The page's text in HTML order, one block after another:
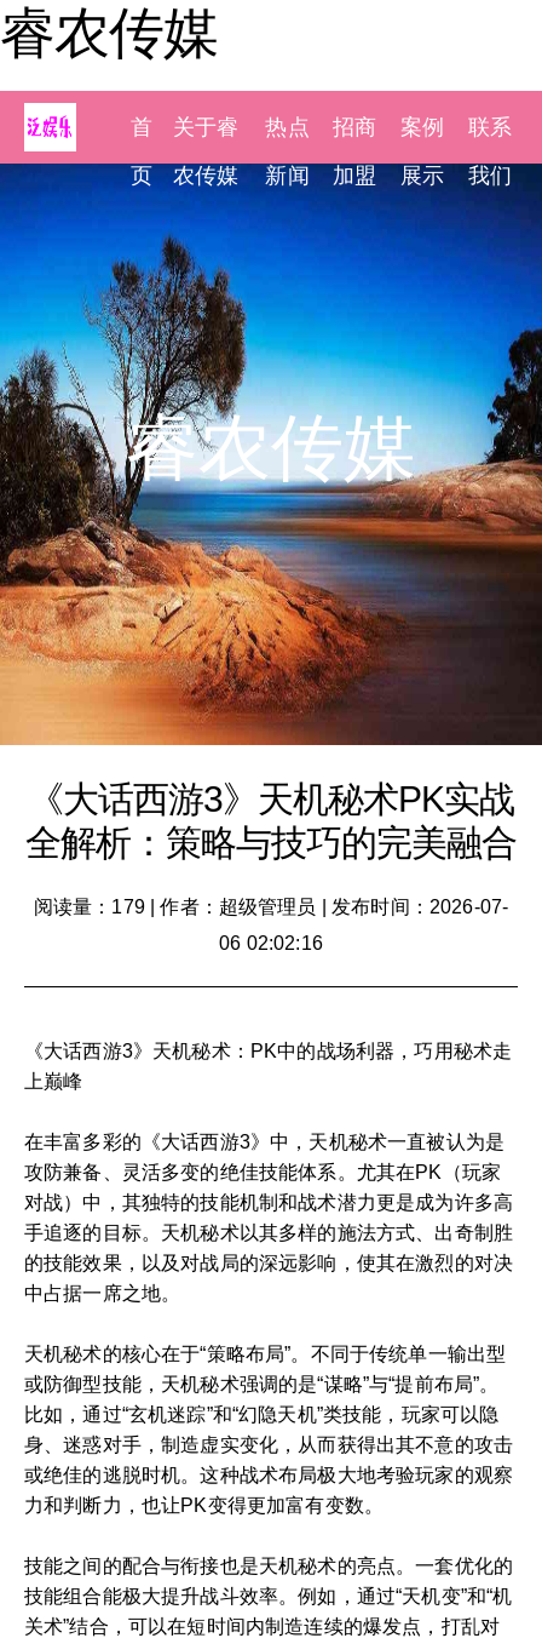
睿农传媒
首
页
关于睿
农传媒
热点
新闻
招商
加盟
案例
展示
联系
我们
睿农传媒
《大话西游3》天机秘术PK实战
全解析：策略与技巧的完美融合
阅读量：179|作者：超级管理员
发布时间：2026-07-
06 02:02:16
《大话西游3》天机秘术：PK中的战场利器，巧用秘术走
上巅峰
在丰富多彩的《大话西游3》中，天机秘术一直被认为是
攻防兼备、灵活多变的绝佳技能体系。尤其在PK（玩家
对战）中，其独特的技能机制和战术潜力更是成为许多高
手追逐的目标。天机秘术以其多样的施法方式、出奇制胜
的技能效果，以及对战局的深远影响，使其在激烈的对决
中占据一席之地。
天机秘术的核心在于“策略布局”。不同于传统单一输出型
或防御型技能，天机秘术强调的是“谋略”与“提前布局”。
比如，通过“玄机迷踪”和“幻隐天机”类技能，玩家可以隐
身、迷惑对手，制造虚实变化，从而获得出其不意的攻击
或绝佳的逃脱时机。这种战术布局极大地考验玩家的观察
力和判断力，也让PK变得更加富有变数。
技能之间的配合与衔接也是天机秘术的亮点。一套优化的
技能组合能极大提升战斗效率。例如，通过“天机变”和“机
关术”结合，可以在短时间内制造连续的爆发点，打乱对